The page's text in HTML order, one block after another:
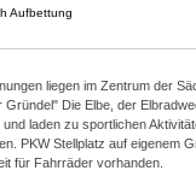
Aufbettung
liegen im Zentrum der
Die Elbe, der
laden zu sportlichen
PKW Stellplatz auf eigenem
für Fahrräder vorhanden.